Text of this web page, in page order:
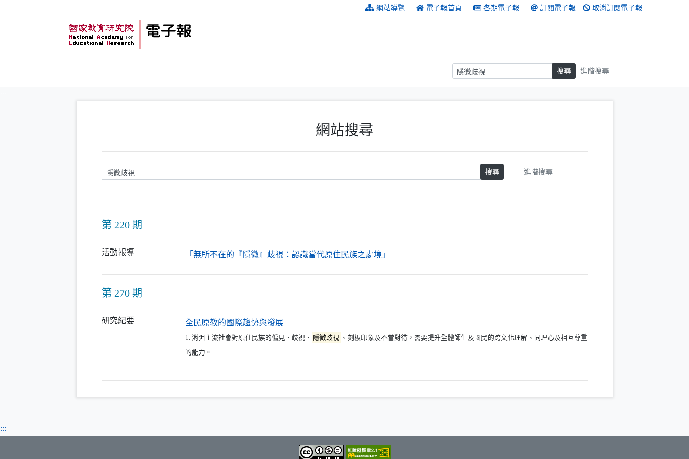
網站導覽 電子報首頁 各期電子報 訂閱電子報 取消訂閱電子報
搜尋 搜尋 進階搜尋
網站搜尋
請輸入關鍵字 搜尋 進階搜尋
第 220 期
活動報導 「無所不在的『隱微』歧視：認識當代原住民族之處境」
第 270 期
研究紀要 全民原教的國際趨勢與發展（另開新視窗）
1. 消弭主流社會對原住民族的偏見、歧視、 隱微歧視 、刻板印象及不當對待，需要提升全體師生及國民的跨文化理解、同理心及相互尊重
的能力。
:::